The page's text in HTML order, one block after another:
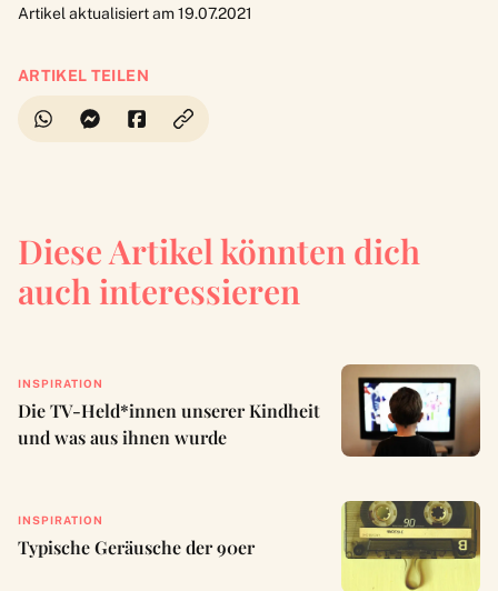
Artikel aktualisiert am 19.07.2021
ARTIKEL TEILEN
Diese Artikel könnten dich
auch interessieren
INSPIRATION
Die TV-Held*innen unserer Kindheit
und was aus ihnen wurde
INSPIRATION
Typische Geräusche der 90er